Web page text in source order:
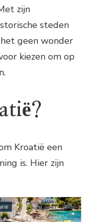
zijn
steden
geen wonder
kiezen om op
Kroatië een
is. Hier zijn